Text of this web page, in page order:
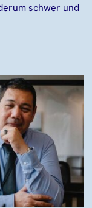
schwer und